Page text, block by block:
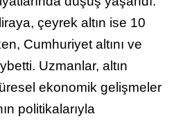
çeyrek altın ise 10
Cumhuriyet altını ve
Uzmanlar, altın
ekonomik gelişmeler
politikalarıyla